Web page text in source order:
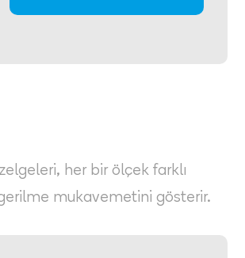
her bir ölçek farklı
mukavemetini gösterir.